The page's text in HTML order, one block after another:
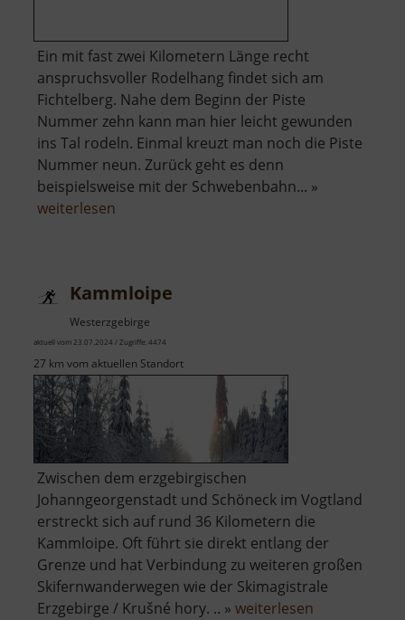
Ein mit fast zwei Kilometern Länge recht
anspruchsvoller Rodelhang findet sich am
Fichtelberg. Nahe dem Beginn der Piste
Nummer zehn kann man hier leicht gewunden
ins Tal rodeln. Einmal kreuzt man noch die Piste
Nummer neun. Zurück geht es denn
beispielsweise mit der Schwebenbahn... »
weiterlesen
Kammloipe
Westerzgebirge
aktuell vom 23.07.2024 / Zugriffe: 4474
27 km vom aktuellen Standort
Zwischen dem erzgebirgischen
Johanngeorgenstadt und Schöneck im Vogtland
erstreckt sich auf rund 36 Kilometern die
Kammloipe. Oft führt sie direkt entlang der
Grenze und hat Verbindung zu weiteren großen
Skifernwanderwegen wie der Skimagistrale
Erzgebirge / Krušné hory. .. » weiterlesen